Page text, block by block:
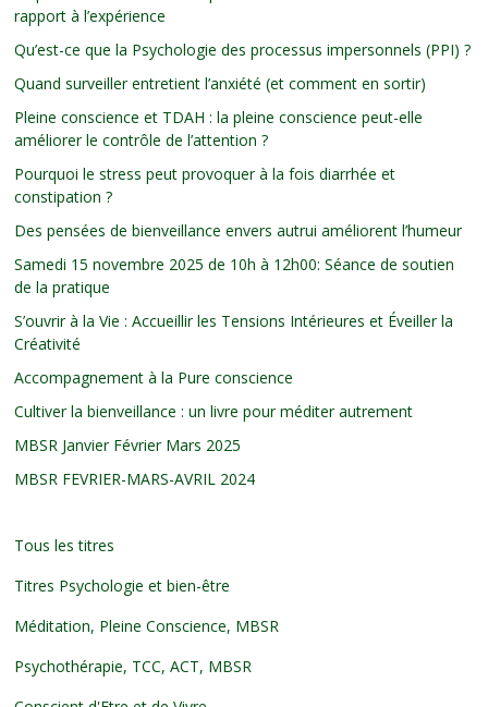
rapport à l’expérience
Qu’est-ce que la Psychologie des processus impersonnels (PPI) ?
Quand surveiller entretient l’anxiété (et comment en sortir)
Pleine conscience et TDAH : la pleine conscience peut-elle
améliorer le contrôle de l’attention ?
Pourquoi le stress peut provoquer à la fois diarrhée et
constipation ?
Des pensées de bienveillance envers autrui améliorent l’humeur
Samedi 15 novembre 2025 de 10h à 12h00: Séance de soutien
de la pratique
S’ouvrir à la Vie : Accueillir les Tensions Intérieures et Éveiller la
Créativité
Accompagnement à la Pure conscience
Cultiver la bienveillance : un livre pour méditer autrement
MBSR Janvier Février Mars 2025
MBSR FEVRIER-MARS-AVRIL 2024
Tous les titres
Titres Psychologie et bien-être
Méditation, Pleine Conscience, MBSR
Psychothérapie, TCC, ACT, MBSR